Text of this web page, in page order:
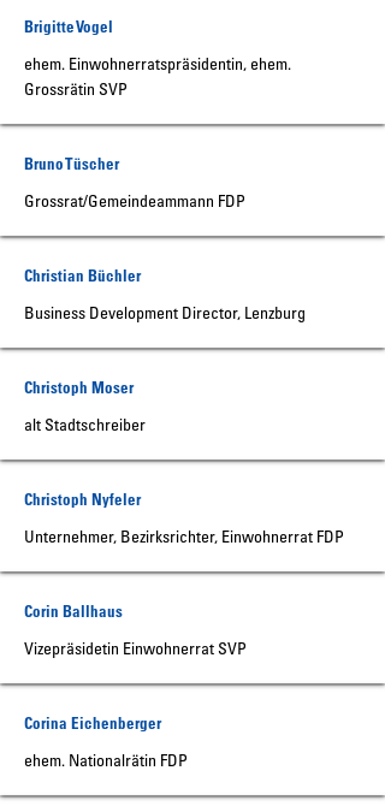
Brigitte Vogel
ehem. Einwohnerratspräsidentin, ehem.
Grossrätin SVP
Bruno Tüscher
Grossrat/Gemeindeammann FDP
Christian Büchler
Business Development Director, Lenzburg
Christoph Moser
alt Stadtschreiber
Christoph Nyfeler
Unternehmer, Bezirksrichter, Einwohnerrat FDP
Corin Ballhaus
Vizepräsidetin Einwohnerrat SVP
Corina Eichenberger
ehem. Nationalrätin FDP